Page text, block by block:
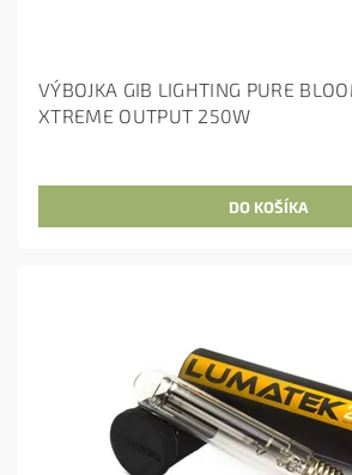
VÝBOJKA GIB LIGHTING PURE
XTREME OUTPUT 250W